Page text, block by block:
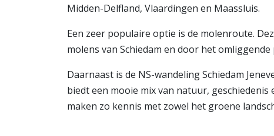
Midden-Delfland, Vlaardingen en Maassluis.
Een zeer populaire optie is de molenroute.
molens van Schiedam en door het
Daarnaast is de NS-wandeling Schiedam
biedt een mooie mix van natuur,
maken zo kennis met zowel het groene